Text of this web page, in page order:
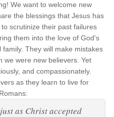
We want to welcome new
the blessings that Jesus has
scrutinize their past failures
them into the love of God's
They will make mistakes
we were new believers. Yet
and compassionately.
as they learn to live for
as Christ accepted